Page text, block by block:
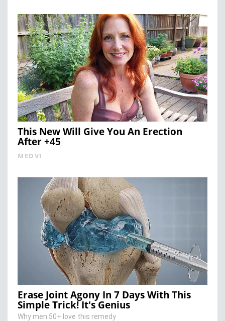
This New Will Give You An Erection
After +45
MEDVI
Erase Joint Agony In 7 Days With This
Simple Trick! It's Genius
Why men 50+ love this remedy